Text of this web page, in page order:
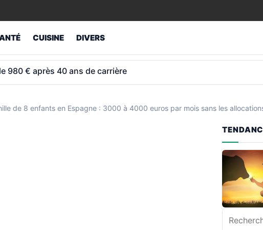
CUISINE DIVERS
retraités atteint 1 043 € et non 1 012 €
de 8 enfants en Espagne : 3000 à 4000 euros par mois sans les